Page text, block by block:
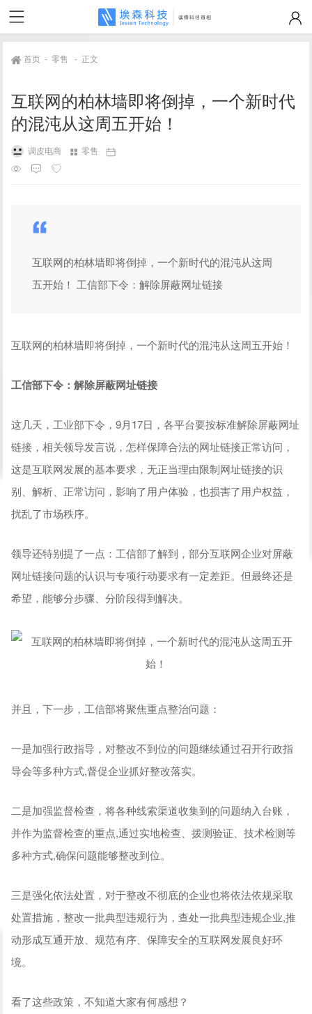
首页 -零售 - 正文
互联网的柏林墙即将倒掉，一个新时代
的混沌从这周五开始！
调皮电商 零售
互联网的柏林墙即将倒掉，一个新时代的混沌从这周
五开始！ 工信部下令：解除屏蔽网址链接
互联网的柏林墙即将倒掉，一个新时代的混沌从这周五开始！
工信部下令：解除屏蔽网址链接
这几天，工业部下令，9月17日，各平台要按标准解除屏蔽网址
链接，相关领导发言说，怎样保障合法的网址链接正常访问，
这是互联网发展的基本要求，无正当理由限制网址链接的识
别、解析、正常访问，影响了用户体验，也损害了用户权益，
扰乱了市场秩序。
领导还特别提了一点：工信部了解到，部分互联网企业对屏蔽
网址链接问题的认识与专项行动要求有一定差距。但最终还是
希望，能够分步骤、分阶段得到解决。
并且，下一步，工信部将聚焦重点整治问题：
一是加强行政指导，对整改不到位的问题继续通过召开行政指
导会等多种方式,督促企业抓好整改落实。
二是加强监督检查，将各种线索渠道收集到的问题纳入台账，
并作为监督检查的重点,通过实地检查、拨测验证、技术检测等
多种方式,确保问题能够整改到位。
三是强化依法处置，对于整改不彻底的企业也将依法依规采取
处置措施，整改一批典型违规行为，查处一批典型违规企业,推
动形成互通开放、规范有序、保障安全的互联网发展良好环
境。
看了这些政策，不知道大家有何感想？